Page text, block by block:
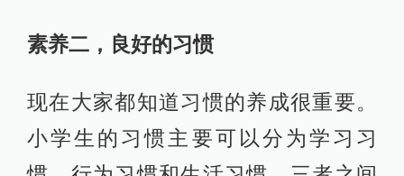
素养二，良好的习惯
现在大家都知道习惯的养成很重要。
小学生的习惯主要可以分为学习习